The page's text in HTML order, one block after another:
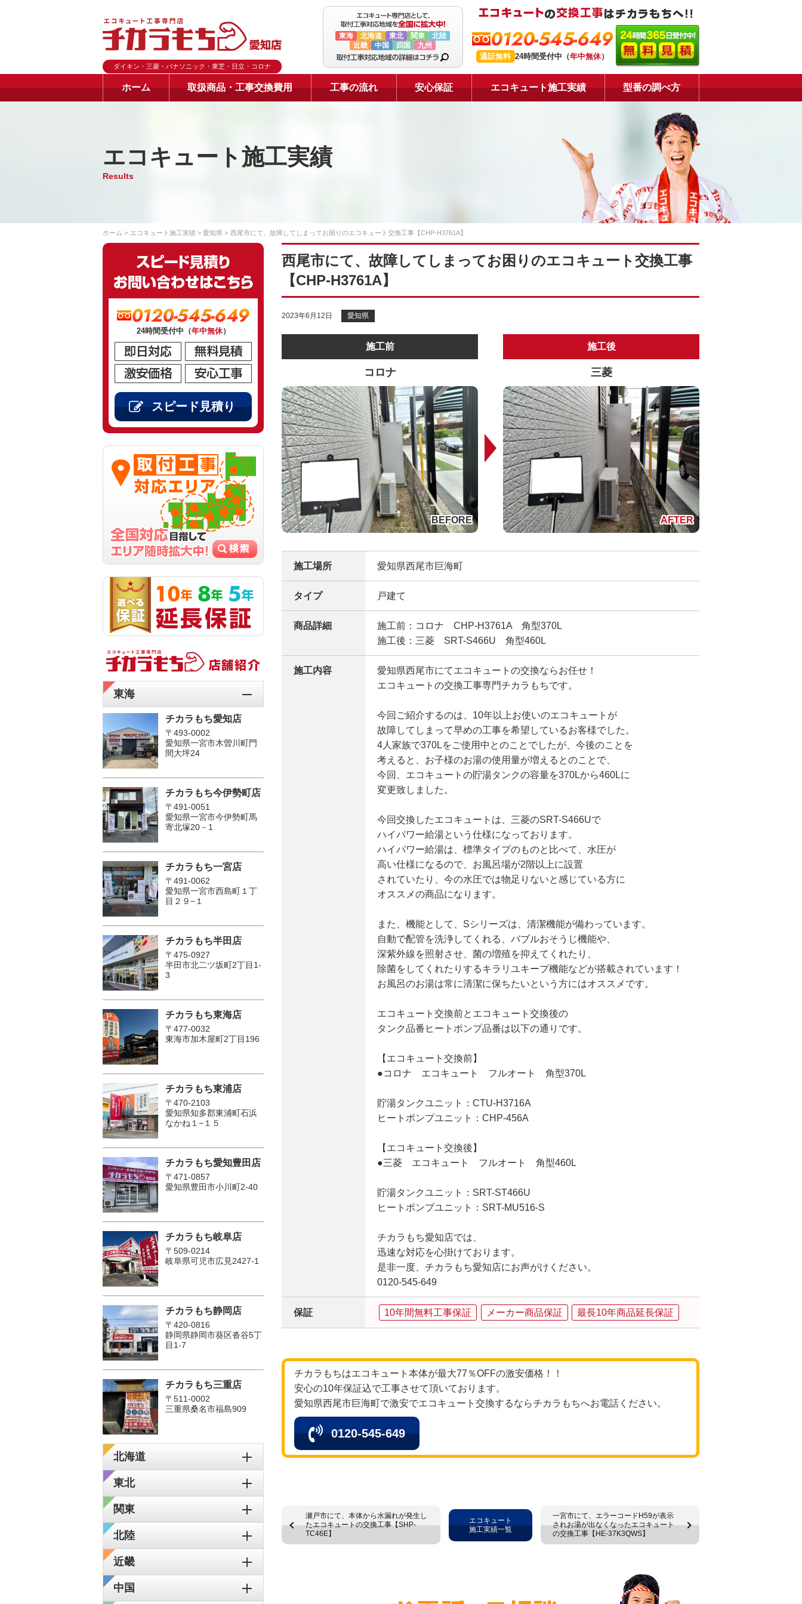
ダイキン・三菱・パナソニック・東芝・日立・コロナ
東海 北海道 東北 関東
北陸
近畿
中国 四国 九州 0120-545-649
通話無料 24時間受付中（年中無休）
ホーム 取扱商品・工事交換費用 工事の流れ 安心保証 エコキュート施工実績 型番の調べ方
エコキュート施工実績
Results
ホーム エコキュート施工実績 愛知県 西尾市にて、故障してしまってお困りのエコキュート交換工事【CHP-H3761A】
西尾市にて、故障してしまってお困りのエコキュート交換工事
【CHP-H3761A】
2023年6月12日 愛知県
施工前
コロナ
施工後
三菱
施工場所 愛知県西尾市巨海町
タイプ 戸建て
商品詳細
施工前：コロナ CHP-H3761A 角型370L
施工後：三菱 SRT-S466U 角型460L
施工内容
愛知県西尾市にてエコキュートの交換ならお任せ！
エコキュートの交換工事専門チカラもちです。
今回ご紹介するのは、10年以上お使いのエコキュートが
故障してしまって早めの工事を希望しているお客様でした。
4人家族で370Lをご使用中とのことでしたが、今後のことを
考えると、お子様のお湯の使用量が増えるとのことで、
今回、エコキュートの貯湯タンクの容量を370Lから460Lに
変更致しました。
今回交換したエコキュートは、三菱のSRT-S466Uで
ハイパワー給湯という仕様になっております。
ハイパワー給湯は、標準タイプのものと比べて、水圧が
高い仕様になるので、お風呂場が2階以上に設置
されていたり、今の水圧では物足りないと感じている方に
オススメの商品になります。
また、機能として、Sシリーズは、清潔機能が備わっています。
自動で配管を洗浄してくれる、バブルおそうじ機能や、
深紫外線を照射させ、菌の増殖を抑えてくれたり、
除菌をしてくれたりするキラリユキープ機能などが搭載されています！
お風呂のお湯は常に清潔に保ちたいという方にはオススメです。
エコキュート交換前とエコキュート交換後の
タンク品番ヒートポンプ品番は以下の通りです。
【エコキュート交換前】
●コロナ エコキュート フルオート 角型370L
貯湯タンクユニット：CTU-H3716A
ヒートポンプユニット：CHP-456A
【エコキュート交換後】
●三菱 エコキュート フルオート 角型460L
貯湯タンクユニット：SRT-ST466U
ヒートポンプユニット：SRT-MU516-S
チカラもち愛知店では、
迅速な対応を心掛けております。
是非一度、チカラもち愛知店にお声がけください。
0120-545-649
保証 10年間無料工事保証 メーカー商品保証 最長10年商品延長保証
チカラもちはエコキュート本体が最大77％OFFの激安価格！！
安心の10年保証込で工事させて頂いております。
愛知県西尾市巨海町で激安でエコキュート交換するならチカラもちへお電話ください。
0120-545-649
瀬戸市にて、本体から水漏れが発生し
たエコキュートの交換工事【SHP-
TC46E】
一宮市にて、エラーコードH59が表示
されお湯が出なくなったエコキュート
の交換工事【HE-37K3QWS】
エコキュート
施工実績一覧
0120-545-649
24時間受付中（年中無休）
スピード見積り
東海
チカラもち愛知店
〒493-0002
愛知県一宮市木曽川町門
間大坪24
チカラもち今伊勢町店
〒491-0051
愛知県一宮市今伊勢町馬
寄北塚20－1
チカラもち一宮店
〒491-0062
愛知県一宮市西島町１丁
目２９−１
チカラもち半田店
〒475-0927
半田市北二ツ坂町2丁目1-
3
チカラもち東海店
〒477-0032
東海市加木屋町2丁目196
チカラもち東浦店
〒470-2103
愛知県知多郡東浦町石浜
なかね１−１５
チカラもち愛知豊田店
〒471-0857
愛知県豊田市小川町2‐40
チカラもち岐阜店
〒509-0214
岐阜県可児市広見2427-1
チカラもち静岡店
〒420-0816
静岡県静岡市葵区沓谷5丁
目1-7
チカラもち三重店
〒511-0002
三重県桑名市福島909
北海道
東北
関東
北陸
近畿
中国